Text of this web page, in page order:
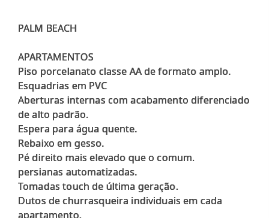
PALM BEACH
APARTAMENTOS
Piso porcelanato classe AA de formato amplo.
Esquadrias em PVC
Aberturas internas com acabamento diferenciado
de alto padrão.
Espera para água quente.
Rebaixo em gesso.
Pé direito mais elevado que o comum.
persianas automatizadas.
Tomadas touch de última geração.
Dutos de churrasqueira individuais em cada
apartamento.